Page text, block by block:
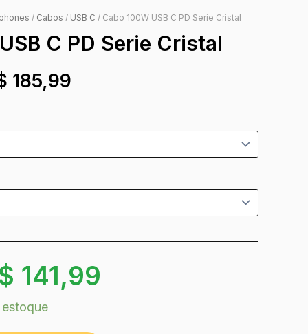
/ Cabos / USB C / Cabo 100W USB C PD Serie Cristal
C PD Serie Cristal
185,99
141,99
estoque